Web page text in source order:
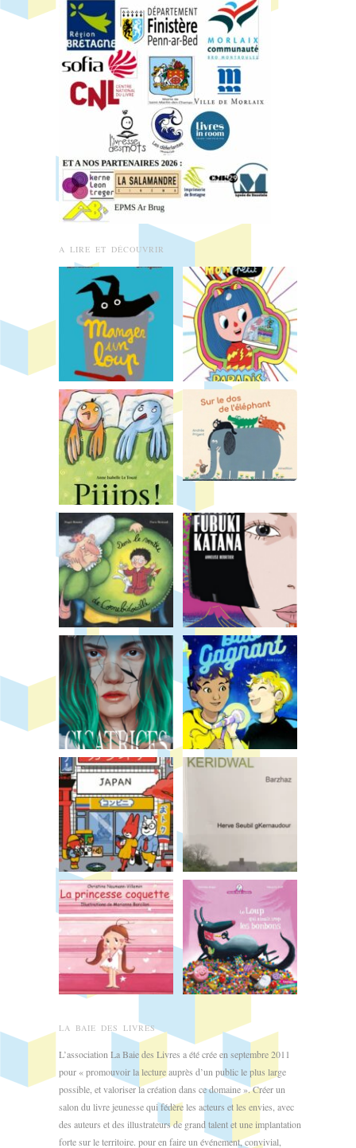
A LIRE ET DÉCOUVRIR
LA BAIE DES LIVRES
L’association La Baie des Livres a été crée en septembre 2011
pour « promouvoir la lecture auprès d’un public le plus large
possible, et valoriser la création dans ce domaine ». Créer un
salon du livre jeunesse qui fédère les acteurs et les envies, avec
des auteurs et des illustrateurs de grand talent et une implantation
forte sur le territoire. pour en faire un événement, convivial,